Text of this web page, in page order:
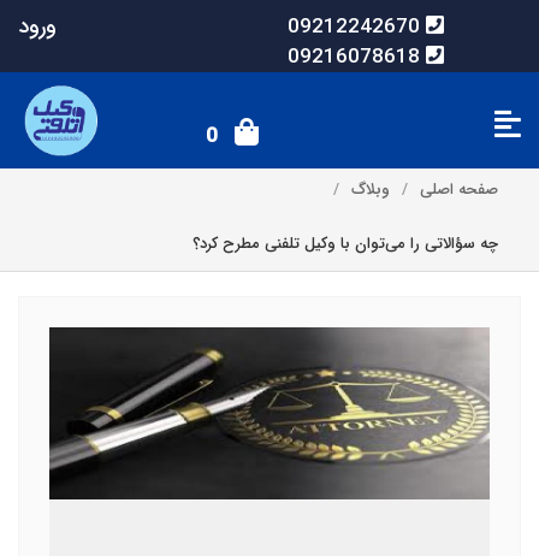
09212242670
09216078618
ورود
0
صفحه اصلی وبلاگ
چه سؤالاتی را می‌توان با وکیل تلفنی مطرح کرد؟